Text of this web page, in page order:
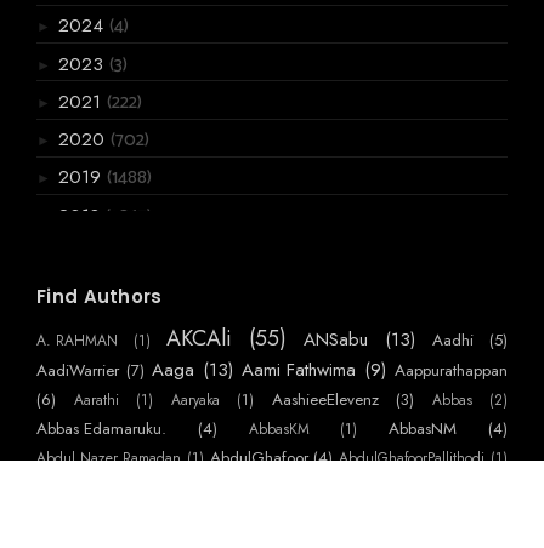
► 2024 (4)
► 2023 (3)
► 2021 (222)
► 2020 (702)
► 2019 (1488)
2018 (3867)
▼2016(2955)
(720)
► November(770)
►October (586)
▼ September (384)
ഒരു ആത്മത്യക്കുറി പ്പ്
Find Authors
A. RAHMAN (1) AKCAli (55) ANSabu (13) Aadhi
(5)
AadiWarrier (7) Aaga (13) Aami Fathwima (9) Aappurathappan
(6)
Aarathi (1) Aaryaka (1) AashieeElevenz (3) Abbas (2)
Abbas Edamaruku. (4) AbbasKM (1) AbbasNM (4)
Abdul Nazer Ramadan (1) AbdulGhafoor (4) AbdulGhafoorPallithodi (1)